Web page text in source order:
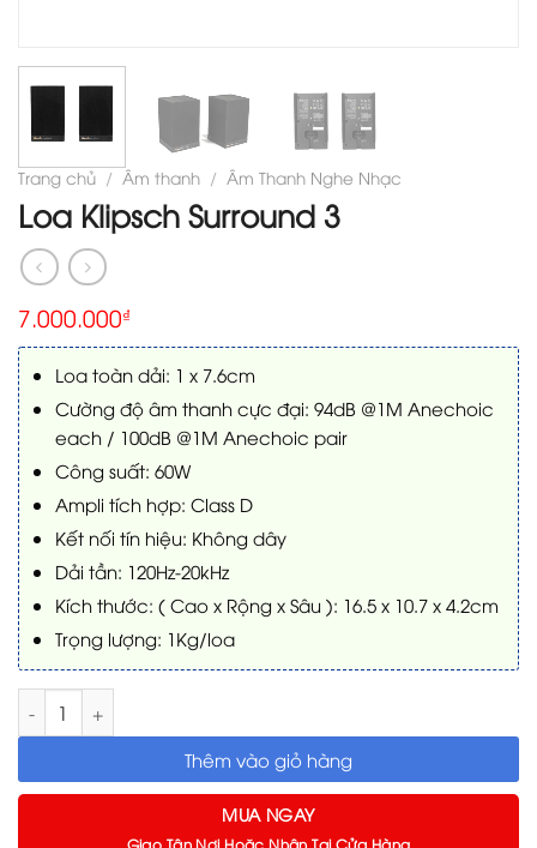
Trang chủ / Âm thanh / Âm Thanh Nghe Nhạc
Loa Klipsch Surround 3
7.000.000₫
Loa toàn dải: 1 x 7.6cm
Cường độ âm thanh cực đại: 94dB @1M Anechoic
each / 100dB @1M Anechoic pair
Công suất: 60W
Ampli tích hợp: Class D
Kết nối tín hiệu: Không dây
Dải tần: 120Hz-20kHz
Kích thước: ( Cao x Rộng x Sâu ): 16.5 x 10.7 x 4.2cm
Trọng lượng: 1Kg/loa
Loa Klipsch Surround 3 số lượng
Thêm vào giỏ hàng
MUA NGAY
Giao Tận Nơi Hoặc Nhận Tại Cửa Hàng